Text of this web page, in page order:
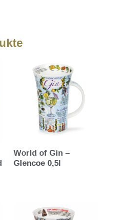
World of Gin –
Glencoe 0,5l